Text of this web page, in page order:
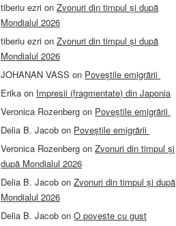
tiberiu ezri onZvonuri din timpul și după
Mondialul 2026
tiberiu ezri onZvonuri din timpul și după
Mondialul 2026
JOHANAN VASS on Poveștile emigrării
Erika on Impresii (fragmentate) din Japonia
Veronica Rozenberg on Poveștile emigrării
Delia B. Jacob on Poveștile emigrării
Veronica Rozenberg onZvonuri din timpul și
după Mondialul 2026
Delia B. Jacob onZvonuri din timpul și după
Mondialul 2026
Delia B. Jacob onO poveste cu gust